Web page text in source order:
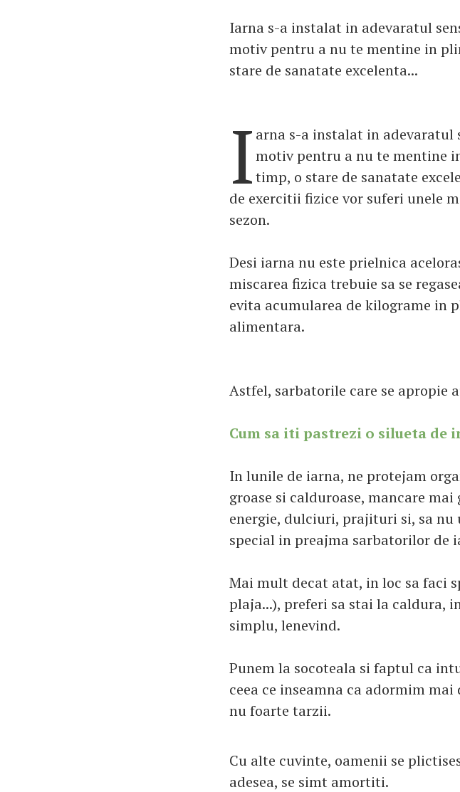
Iarna s-a instalat in adevaratul
motiv pentru a nu te mentine in
stare de sanatate excelenta...
I arna s-a instalat in adevaratul
motiv pentru a nu te mentine
timp, o stare de sanatate
de exercitii fizice vor suferi unele
sezon.
Desi iarna nu este prielnica
miscarea fizica trebuie sa se
evita acumularea de kilograme in
alimentara.
Astfel, sarbatorile care se apropie
Cum sa iti pastrezi o silueta de
In lunile de iarna, ne protejam
groase si calduroase, mancare mai
energie, dulciuri, prajituri si, sa
special in preajma sarbatorilor de
Mai mult decat atat, in loc sa faci
plaja...), preferi sa stai la caldura,
simplu, lenevind.
Punem la socoteala si faptul ca
ceea ce inseamna ca adormim
nu foarte tarzii.
Cu alte cuvinte, oamenii se
adesea, se simt amortiti.